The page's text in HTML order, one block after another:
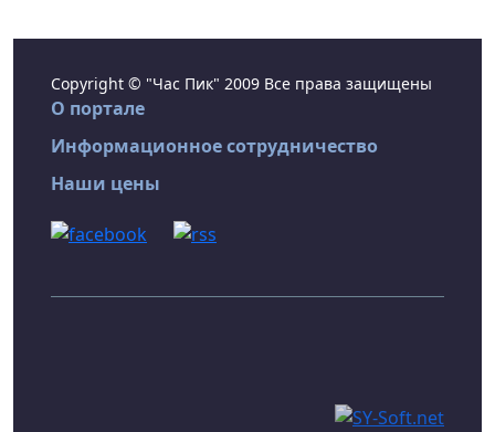
Copyright © "Час Пик" 2009 Все права защищены
О портале
Информационное сотрудничество
Наши цены